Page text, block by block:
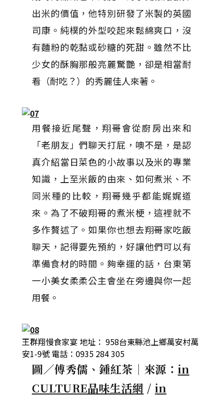
出米的價值，他特別研發了米製的英國
司康。純樸的外型咬起來鬆綿爽口，沒
有麵粉的乾黏或砂糖的死甜。雖然不比
少女的酥胸那般亮麗驚艷，卻是相當耐
看（耐吃？）的秀麗佳人來著。
用餐接近尾聲，翔哥會從廚房出來和
「老朋友」們聊天打屁，噢不是，是認
真介紹當日菜色的小故事以及米的專業
知識，上至米飯的由來、如何煮米、不
同米種的比較，翔哥幾乎都能娓娓道
來。為了不破翔哥的煮米梗，這裡就不
多作贅述了。如果你也想去翔哥家吃飯
聊天，記得要先預約，好讓他們可以有
準備食材的時間。夠幸運的話，台東第
一小美女柔柔公主會坐在旁邊與你一起
用餐。
王群翔慢食家宴 地址： 958台東縣池上鄉萬安村萬
安1-9號 電話：0935 284 305
圖／傅秀儒、鍾紅茶｜來源：in
CULTURE品味生活網 /in